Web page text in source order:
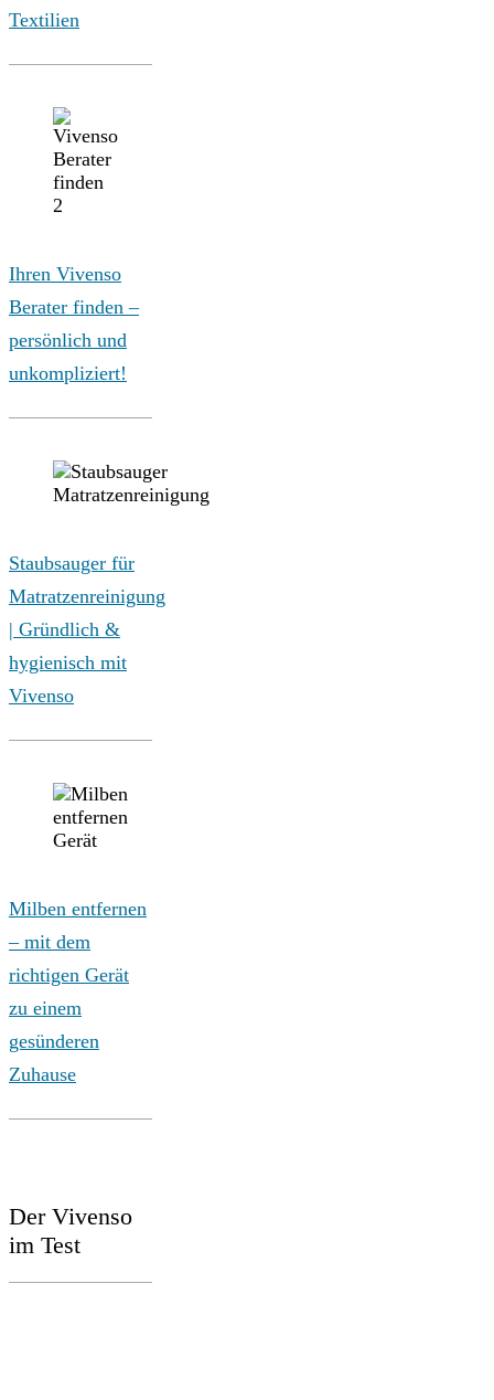
Textilien
Ihren Vivenso
Berater finden –
persönlich und
unkompliziert!
Staubsauger für
Matratzenreinigung
| Gründlich &
hygienisch mit
Vivenso
Milben entfernen
– mit dem
richtigen Gerät
zu einem
gesünderen
Zuhause
Der Vivenso
im Test